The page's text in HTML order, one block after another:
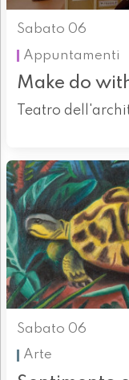
Sabato 06
Appuntamenti
Make do
Teatro
Sabato 06
Arte